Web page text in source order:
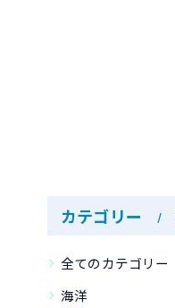
カテゴリー
全てのカテゴリー
海洋